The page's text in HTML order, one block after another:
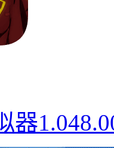
器